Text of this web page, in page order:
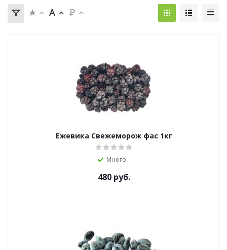
Ежевика Свежеморож фас 1кг
Много
480 руб.